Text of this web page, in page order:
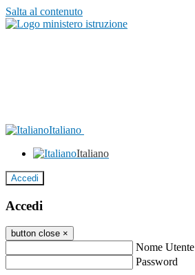
Salta al contenuto
Italiano
Italiano
Accedi
Accedi
button close ×
Nome Utente
Password